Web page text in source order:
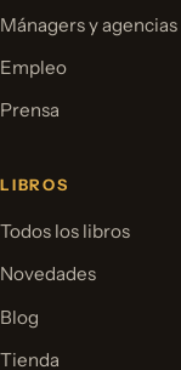
Mánagers y agencias
Empleo
Prensa
LIBROS
Todos los libros
Novedades
Blog
Tienda